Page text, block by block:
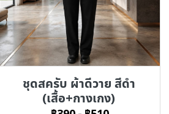
ชุดสครับ ผ้าดีวาย สีดำ
(เสื้อ+กางเกง)